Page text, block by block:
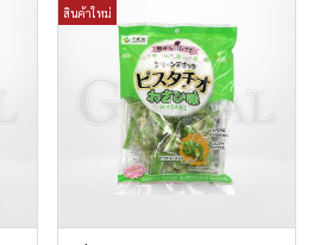
สินค้าใหม่